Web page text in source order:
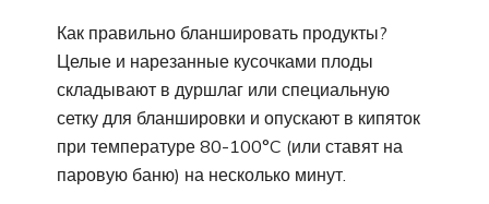
Как правильно бланшировать продукты?
Целые и нарезанные кусочками плоды
складывают в дуршлаг или специальную
сетку для бланшировки и опускают в кипяток
при температуре 80-100°C (или ставят на
паровую баню) на несколько минут.